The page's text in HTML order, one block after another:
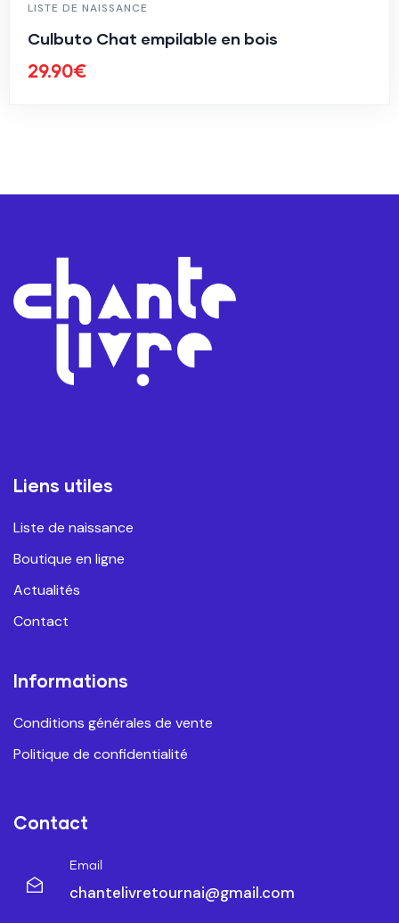
LISTE DE NAISSANCE
Culbuto Chat empilable en bois
29.90€
Liens utiles
Liste de naissance
Boutique en ligne
Actualités
Contact
Informations
Conditions générales de vente
Politique de confidentialité
Contact
Email
chantelivretournai@gmail.com